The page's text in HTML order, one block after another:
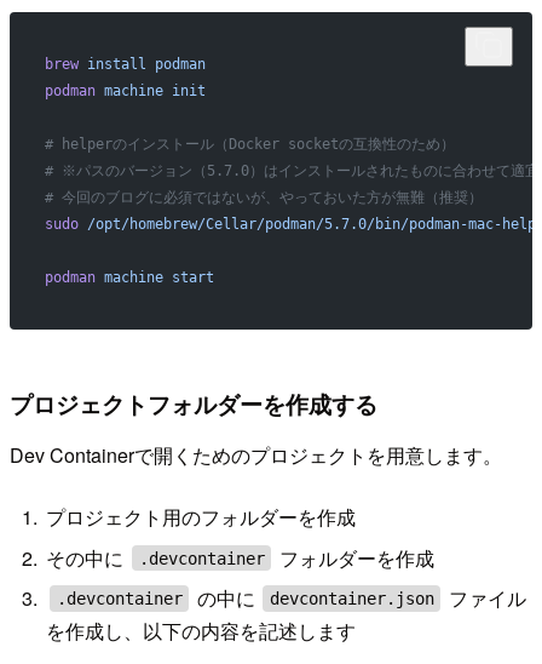
brew install podman
podman machine init
# helperのインストール（Docker socketの互換性のため）
# ※パスのバージョン（5.7.0）はインストールされたものに合わせて適宜
# 今回のブログに必須ではないが、やっておいた方が無難（推奨）
sudo /opt/homebrew/Cellar/podman/5.7.0/bin/podman-mac-
podman machine start
プロジェクトフォルダーを作成する
Dev Containerで開くためのプロジェクトを用意します。
プロジェクト用のフォルダーを作成
その中に
.devcontainer フォルダーを作成
.devcontainer の中に devcontainer.json
ファイル
を作成し、以下の内容を記述します